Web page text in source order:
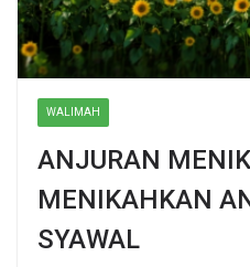
WALIMAH
ANJURAN
MENIKAHKAN
SYAWAL